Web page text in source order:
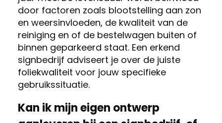
door factoren zoals blootstelling aan zon
en weersinvloeden, de kwaliteit van de
reiniging en of de bestelwagen buiten of
binnen geparkeerd staat. Een erkend
signbedrijf adviseert je over de juiste
foliekwaliteit voor jouw specifieke
gebruikssituatie.
Kan ik mijn eigen ontwerp